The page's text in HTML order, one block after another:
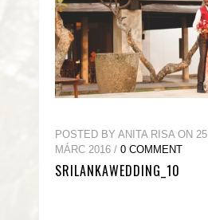
POSTED BY ANITA RISA ON 25
MÁRC 2016 / 0 COMMENT
SRILANKAWEDDING_10